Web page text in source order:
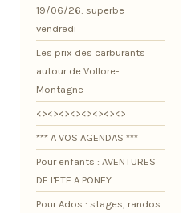
19/06/26: superbe
vendredi
Les prix des carburants
autour de Vollore-
Montagne
<><><><><><><><>
*** A VOS AGENDAS ***
Pour enfants : AVENTURES
DE l'ETE A PONEY
Pour Ados : stages, randos